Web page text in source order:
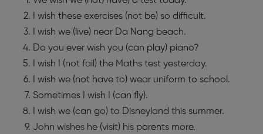
I wish these exercises (not be) so difficult.
I wish we (live) near Da Nang beach.
Do you ever wish you (can play) piano?
I wish I (not fail) the Maths test yesterday.
I wish we (not have to) wear uniform to school.
Sometimes I wish I (can fly).
I wish we (can go) to Disneyland this summer.
John wishes he (visit) his parents more.